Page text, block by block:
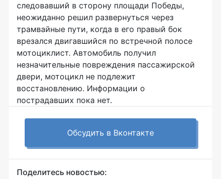
следовавший в сторону площади Победы,
неожиданно решил развернуться через
трамвайные пути, когда в его правый бок
врезался двигавшийся по встречной полосе
мотоциклист. Автомобиль получил
незначительные повреждения пассажирской
двери, мотоцикл не подлежит
восстановлению. Информации о
пострадавших пока нет.
Обсудить в Вконтакте
Поделитесь новостью: